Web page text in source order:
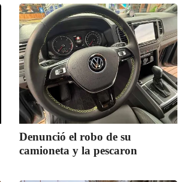
Denunció el robo de su
camioneta y la pescaron